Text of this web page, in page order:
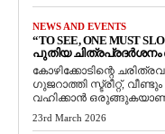
NEWS AND EVENTS
“TO SEE, ONE MUST
പുതിയ
കോഴിക്കോടിന്റെ
ഗുജറാത്തി സ്ട്രീറ്റ്,
വഹിക്കാൻ
23rd March 2026